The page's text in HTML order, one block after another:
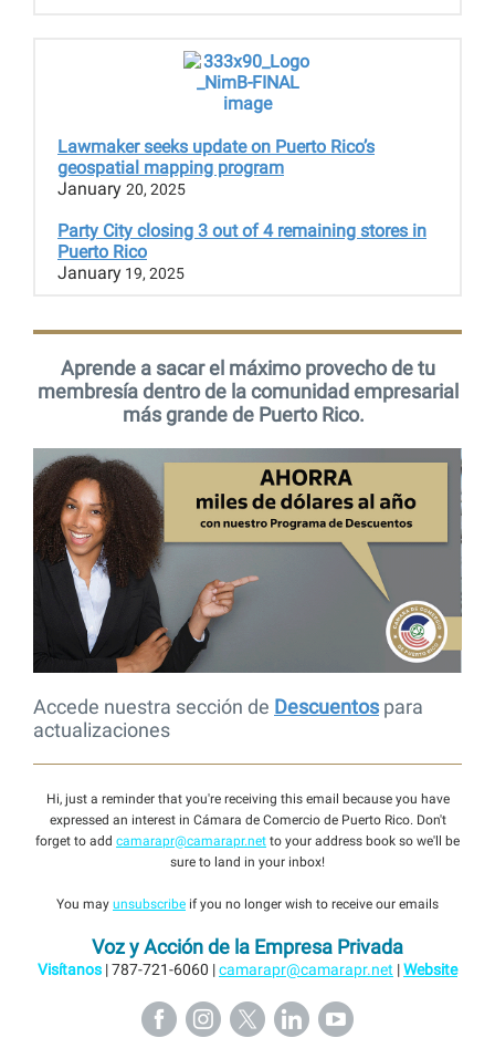
Lawmaker seeks update on Puerto Rico’s
geospatial mapping program
January 20, 2025
Party City closing 3 out of 4 remaining stores in
Puerto Rico
January 19, 2025
Aprende a sacar el máximo provecho de tu
membresía dentro de la comunidad empresarial
más grande de Puerto Rico.
Accede nuestra sección de Descuentos para
actualizaciones
Hi, just a reminder that you're receiving this email because you have
expressed an interest in Cámara de Comercio de Puerto Rico. Don't
forget to add camarapr@camarapr.net to your address book so we'll be
sure to land in your inbox!
You may unsubscribe if you no longer wish to receive our emails
Voz y Acción de la Empresa Privada
Visítanos | 787-721-6060 |camarapr@camarapr.net |Website